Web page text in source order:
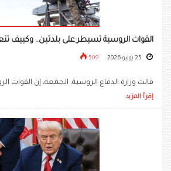
القوات الروسية تسيطر على بلدتين.. وكييف
509
قالت وزارة الدفاع الروسية، الجمعة، إن
إقرأ المزيد